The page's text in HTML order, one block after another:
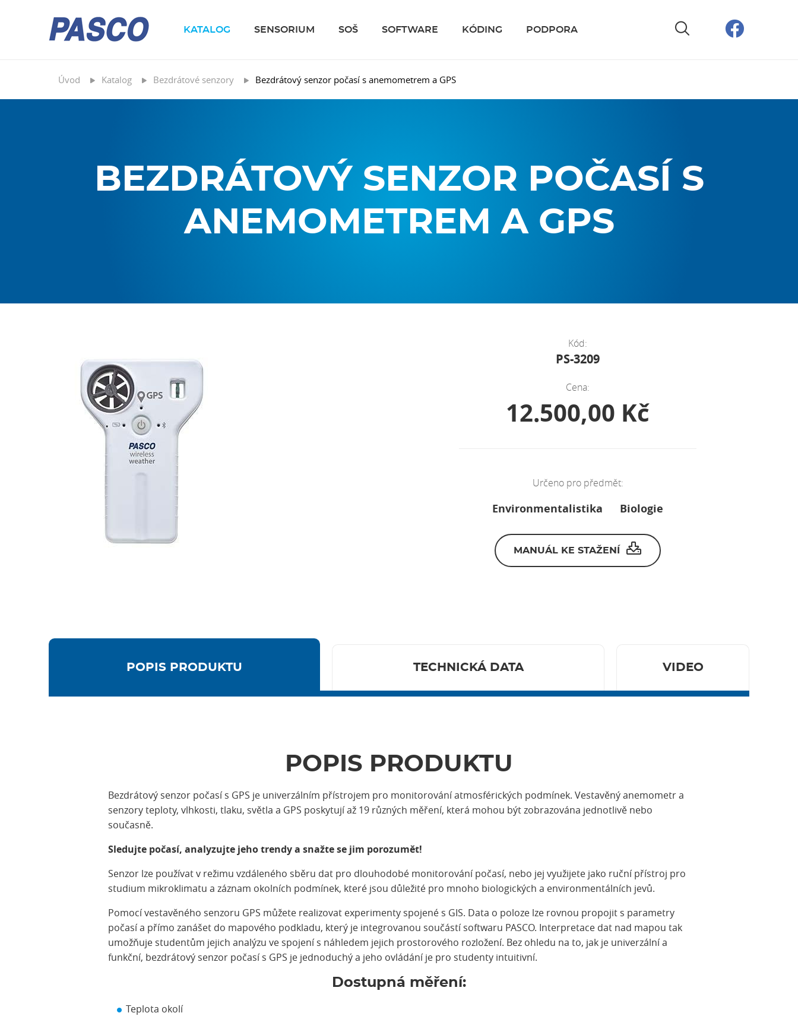
KATALOG SENSORIUM SOŠ SOFTWARE KÓDING PODPORA
Úvod Katalog Bezdrátové senzory Bezdrátový senzor počasí s anemometrem a GPS
BEZDRÁTOVÝ SENZOR POČASÍ S
ANEMOMETREM A GPS
Kód:
PS-3209
Cena:
12.500,00 Kč
Určeno pro předmět:
Environmentalistika Biologie
MANUÁL KE STAŽENÍ
POPIS PRODUKTU TECHNICKÁ DATA VIDEO
POPIS PRODUKTU
Bezdrátový senzor počasí s GPS je univerzálním přístrojem pro monitorování atmosférických podmínek. Vestavěný anemometr a
senzory teploty, vlhkosti, tlaku, světla a GPS poskytují až 19 různých měření, která mohou být zobrazována jednotlivě nebo
současně.
Sledujte počasí, analyzujte jeho trendy a snažte se jim porozumět!
Senzor lze používat v režimu vzdáleného sběru dat pro dlouhodobé monitorování počasí, nebo jej využijete jako ruční přístroj pro
studium mikroklimatu a záznam okolních podmínek, které jsou důležité pro mnoho biologických a environmentálních jevů.
Pomocí vestavěného senzoru GPS můžete realizovat experimenty spojené s GIS. Data o poloze lze rovnou propojit s parametry
počasí a přímo zanášet do mapového podkladu, který je integrovanou součástí softwaru PASCO. Interpretace dat nad mapou tak
umožňuje studentům jejich analýzu ve spojení s náhledem jejich prostorového rozložení. Bez ohledu na to, jak je univerzální a
funkční, bezdrátový senzor počasí s GPS je jednoduchý a jeho ovládání je pro studenty intuitivní.
Dostupná měření:
Teplota okolí